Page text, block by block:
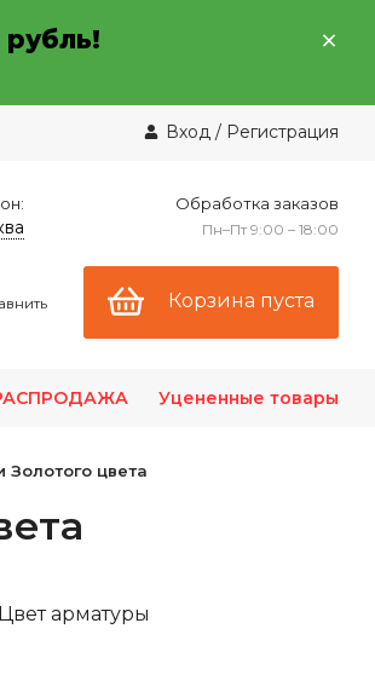
рубль!
Вход / Регистрация
Обработка заказов
Пн–Пт 9:00 – 18:00
Корзина пуста
Уцененные товары
цвета
Цвет арматуры